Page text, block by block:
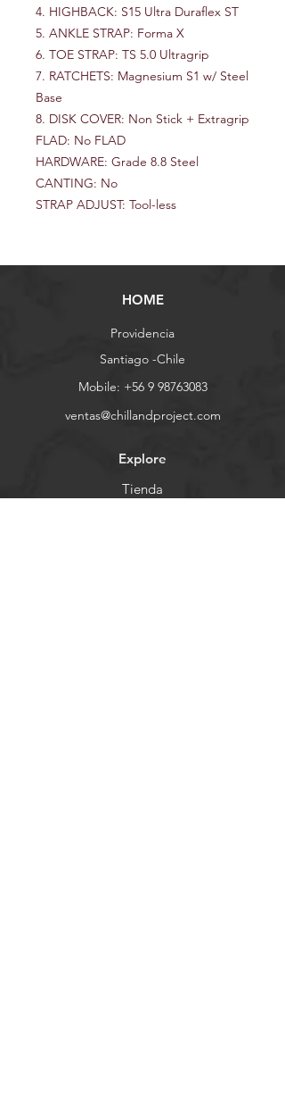
4. HIGHBACK: S15 Ultra Duraflex ST
5. ANKLE STRAP: Forma X
6. TOE STRAP: TS 5.0 Ultragrip
7. RATCHETS: Magnesium S1 w/ Steel
Base
8. DISK COVER: Non Stick + Extragrip
FLAD: No FLAD
HARDWARE: Grade 8.8 Steel
CANTING: No
STRAP ADJUST: Tool-less
HOME
Providencia
Santiago -Chile
Mobile: +56 9 98763083
ventas@chillandproject.com
Explore
Tienda